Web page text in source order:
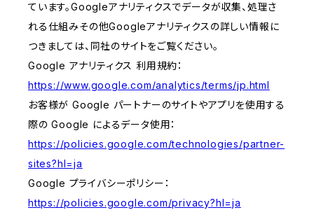
ています。Googleアナリティクスでデータが収集、処理さ
れる仕組みその他Googleアナリティクスの詳しい情報に
つきましては、同社のサイトをご覧ください。
Google アナリティクス 利用規約：
https://www.google.com/analytics/terms/jp.html
お客様が Google パートナーのサイトやアプリを使用する
際の Google によるデータ使用：
https://policies.google.com/technologies/partner-
sites?hl=ja
Google プライバシーポリシー：
https://policies.google.com/privacy?hl=ja